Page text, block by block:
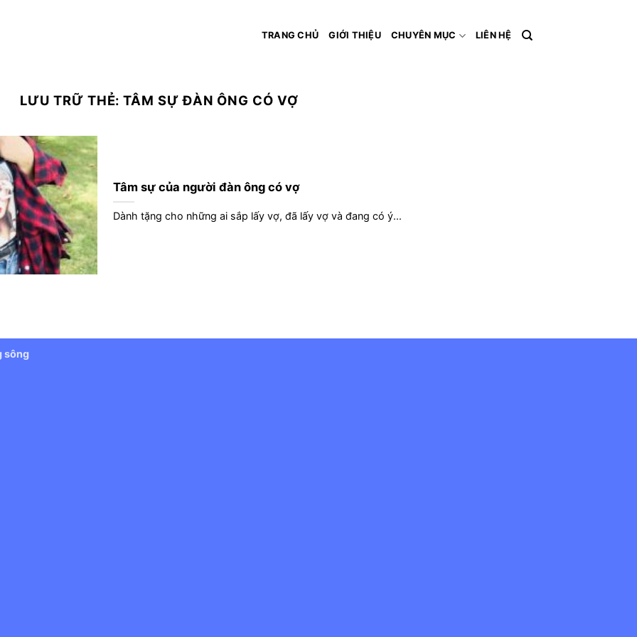
TRANG CHỦ GIỚI THIỆU CHUYÊN MỤC LIÊN HỆ
LƯU TRỮ THẺ:TÂM SỰ ĐÀN ÔNG CÓ VỢ
Tâm sự của người đàn ông có vợ
Dành tặng cho những ai sắp lấy vợ, đã lấy vợ và đang có ý...
sông